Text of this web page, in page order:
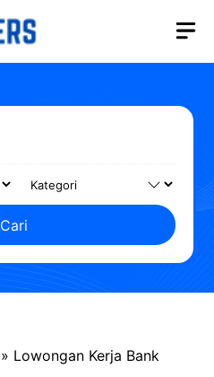
Cari
» Lowongan Kerja Bank